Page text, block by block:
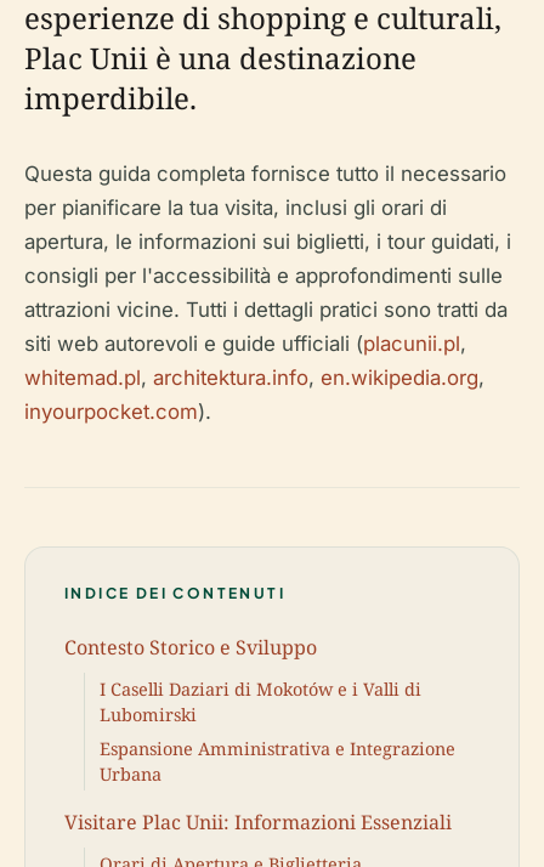
esperienze di shopping e culturali,
Plac Unii è una destinazione
imperdibile.
Questa guida completa fornisce tutto il necessario
per pianificare la tua visita, inclusi gli orari di
apertura, le informazioni sui biglietti, i tour guidati, i
consigli per l'accessibilità e approfondimenti sulle
attrazioni vicine. Tutti i dettagli pratici sono tratti da
siti web autorevoli e guide ufficiali (placunii.pl,
whitemad.pl, architektura.info, en.wikipedia.org,
inyourpocket.com).
INDICE DEI CONTENUTI
Contesto Storico e Sviluppo
I Caselli Daziari di Mokotów e i Valli di
Lubomirski
Espansione Amministrativa e Integrazione
Urbana
Visitare Plac Unii: Informazioni Essenziali